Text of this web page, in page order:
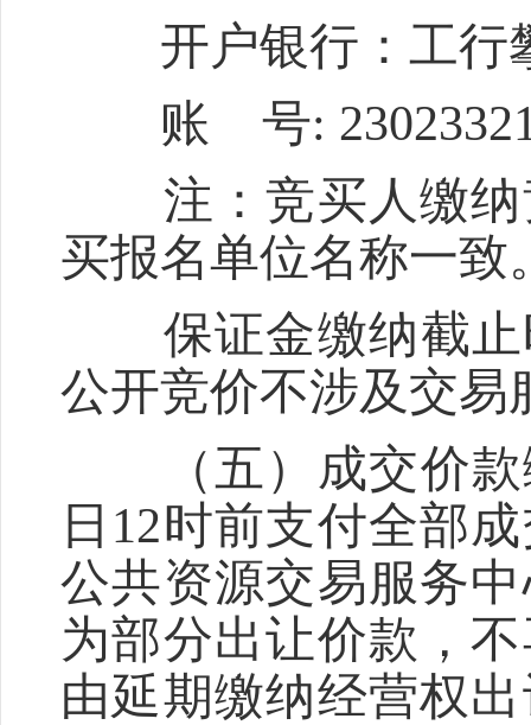
开户银行：工行
账 号:
注：竞买人缴纳
买报名单位名称一致
保证金缴纳截止
公开竞价不涉及交易
（五）成交价款
日12时前支付全部
公共资源交易服务
为部分出让价款，
由延期缴纳经营权